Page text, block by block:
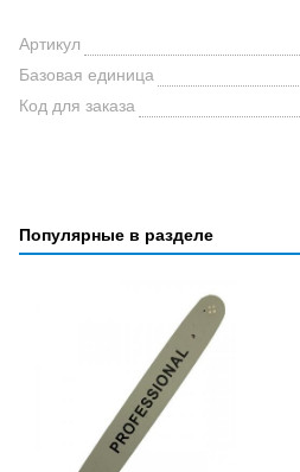
Артикул
Базовая единица
Код для заказа
Популярные в разделе